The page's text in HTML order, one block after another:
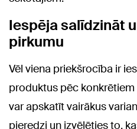
Iespēja salīdzināt
pirkumu
Vēl viena priekšrocība ir
produktus pēc
var apskatīt vairākus
pieredzi un izvēlēties to,